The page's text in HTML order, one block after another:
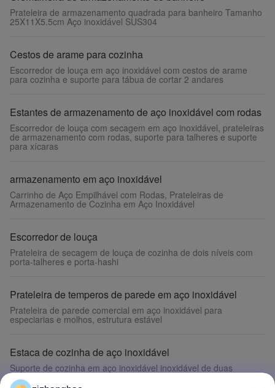
Prateleira de armazenamento quadrada para banheiro Tamanho
25X11X5.5cm Aço inoxidável SUS304
Cestos de arame para cozinha
Escorredor de louça em aço inoxidável com cestos de arame
para cozinha e suporte para tábua de cortar 2 andares
Estantes de armazenamento de aço inoxidável com rodas
Escorredor de louça com secagem em aço inoxidável, prateleiras
de armazenamento com rodas, suporte para talheres e suporte
para xícaras
armazenamento em aço inoxidável
Carrinho de Aço Empilhável com Rodas, Prateleiras de
Armazenamento de Cozinha em Aço Inoxidável
Escorredor de louça
Prateleira de secagem de louça de cozinha de dois níveis com
porta-talheres e porta-hashi
Prateleira de temperos de parede em aço inoxidável
Prateleira de parede comercial em aço inoxidável para
especiarias e molhos, estrutura estável
Estaca de cozinha de aço inoxidável
Suporte de cozinha em aço inoxidável inoxidável de duas
camadas com suporte para pauzinhos